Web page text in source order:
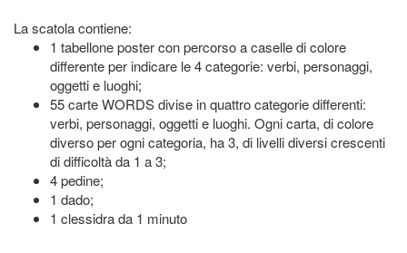
La scatola contiene:
1 tabellone poster con percorso a caselle di colore
differente per indicare le 4 categorie: verbi, personaggi,
oggetti e luoghi;
55 carte WORDS divise in quattro categorie differenti:
verbi, personaggi, oggetti e luoghi. Ogni carta, di colore
diverso per ogni categoria, ha 3, di livelli diversi crescenti
di difficoltà da 1 a 3;
4 pedine;
1 dado;
1 clessidra da 1 minuto